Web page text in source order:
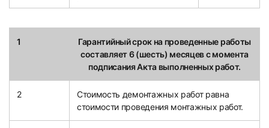
1
Гарантийный срок на проведенные работы
составляет 6 (шесть) месяцев с момента
подписания Акта выполненных работ.
2
Стоимость демонтажных работ равна
стоимости проведения монтажных работ.